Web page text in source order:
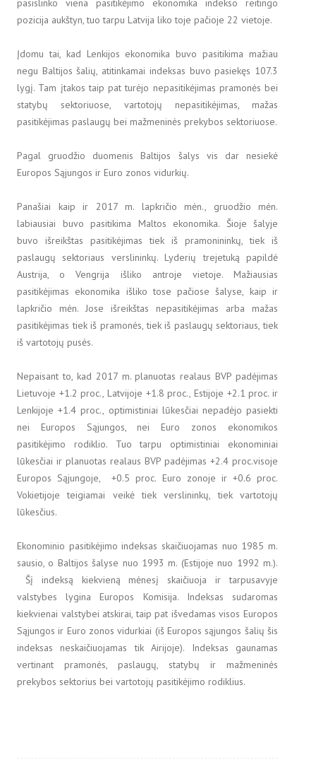
pasislinko viena pasitikėjimo ekonomika indekso reitingo
pozicija aukštyn, tuo tarpu Latvija liko toje pačioje 22 vietoje.
Įdomu tai, kad Lenkijos ekonomika buvo pasitikima mažiau
negu Baltijos šalių, atitinkamai indeksas buvo pasiekęs 107.3
lygį. Tam įtakos taip pat turėjo nepasitikėjimas pramonės bei
statybų sektoriuose, vartotojų nepasitikėjimas, mažas
pasitikėjimas paslaugų bei mažmeninės prekybos sektoriuose.
Pagal gruodžio duomenis Baltijos šalys vis dar nesiekė
Europos Sąjungos ir Euro zonos vidurkių.
Panašiai kaip ir 2017 m. lapkričio mėn., gruodžio mėn.
labiausiai buvo pasitikima Maltos ekonomika. Šioje šalyje
buvo išreikštas pasitikėjimas tiek iš pramonininkų, tiek iš
paslaugų sektoriaus verslininkų. Lyderių trejetuką papildė
Austrija, o Vengrija išliko antroje vietoje. Mažiausias
pasitikėjimas ekonomika išliko tose pačiose šalyse, kaip ir
lapkričio mėn. Jose išreikštas nepasitikėjimas arba mažas
pasitikėjimas tiek iš pramonės, tiek iš paslaugų sektoriaus, tiek
iš vartotojų pusės.
Nepaisant to, kad 2017 m. planuotas realaus BVP padėjimas
Lietuvoje +1.2 proc., Latvijoje +1.8 proc., Estijoje +2.1 proc. ir
Lenkijoje +1.4 proc., optimistiniai lūkesčiai nepadėjo pasiekti
nei Europos Sąjungos, nei Euro zonos ekonomikos
pasitikėjimo rodiklio. Tuo tarpu optimistiniai ekonominiai
lūkesčiai ir planuotas realaus BVP padėjimas +2.4 proc.visoje
Europos Sąjungoje, +0.5 proc. Euro zonoje ir +0.6 proc.
Vokietijoje teigiamai veikė tiek verslininkų, tiek vartotojų
lūkesčius.
Ekonominio pasitikėjimo indeksas skaičiuojamas nuo 1985 m.
sausio, o Baltijos šalyse nuo 1993 m. (Estijoje nuo 1992 m.).
Šį indeksą kiekvieną mėnesį skaičiuoja ir tarpusavyje
valstybes lygina Europos Komisija. Indeksas sudaromas
kiekvienai valstybei atskirai, taip pat išvedamas visos Europos
Sąjungos ir Euro zonos vidurkiai (iš Europos sąjungos šalių šis
indeksas neskaičiuojamas tik Airijoje). Indeksas gaunamas
vertinant pramonės, paslaugų, statybų ir mažmeninės
prekybos sektorius bei vartotojų pasitikėjimo rodiklius.